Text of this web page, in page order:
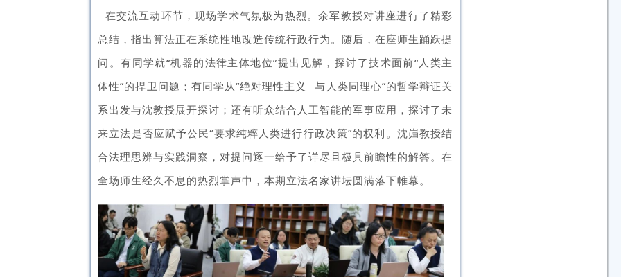
在交流互动环节，现场学术气氛极为热烈。余军教授对讲座进行了精彩
总结，指出算法正在系统性地改造传统行政行为。随后，在座师生踊跃提
问。有同学就“机器的法律主体地位”提出见解，探讨了技术面前“人类主
体性”的捍卫问题；有同学从“绝对理性主义
与人类同理心”的哲学辩证关
系出发与沈教授展开探讨；还有听众结合人工智能的军事应用，探讨了未
来立法是否应赋予公民“要求纯粹人类进行行政决策”的权利。沈岿教授结
合法理思辨与实践洞察，对提问逐一给予了详尽且极具前瞻性的解答。在
全场师生经久不息的热烈掌声中，本期立法名家讲坛圆满落下帷幕。